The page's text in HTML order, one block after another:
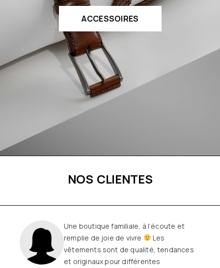
ACCESSOIRES
NOS CLIENTES
Une boutique familiale, à l’écoute et
remplie de joie de vivre
Les
vêtements sont de qualité, tendances
et originaux pour différentes